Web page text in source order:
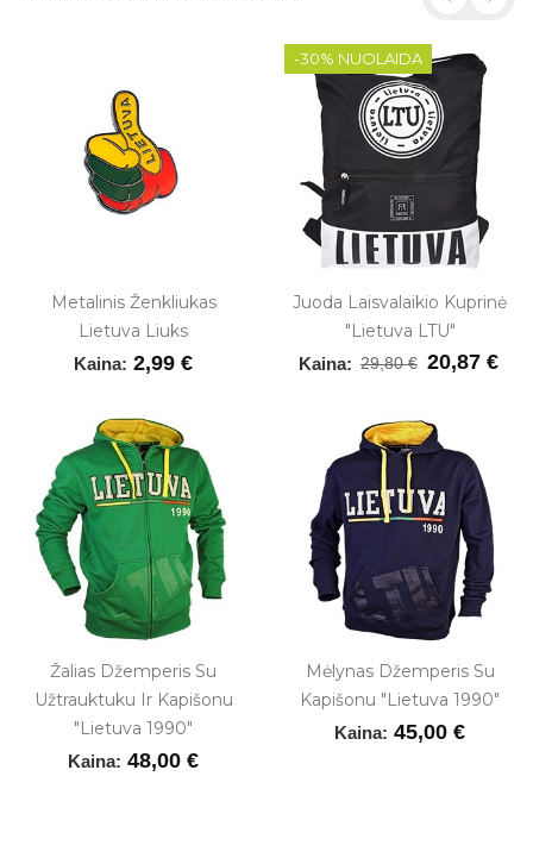
Metalinis Ženkliukas
Lietuva Liuks
Kaina: 2,99 €
Žalias Džemperis Su
Užtrauktuku Ir Kapišonu
"Lietuva 1990"
Kaina: 48,00 €
Juoda Laisvalaikio Kuprinė
"Lietuva LTU"
Kaina: 29,80 € 20,87 €
-30% NUOLAIDA
Mėlynas Džemperis Su
Kapišonu "Lietuva 1990"
Kaina: 45,00 €